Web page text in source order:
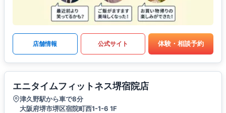
店舗情報 公式サイト 体験・相談予約
エニタイムフィットネス堺宿院店
津久野駅から車で8分
大阪府堺市堺区宿院町西1-1-6 1F